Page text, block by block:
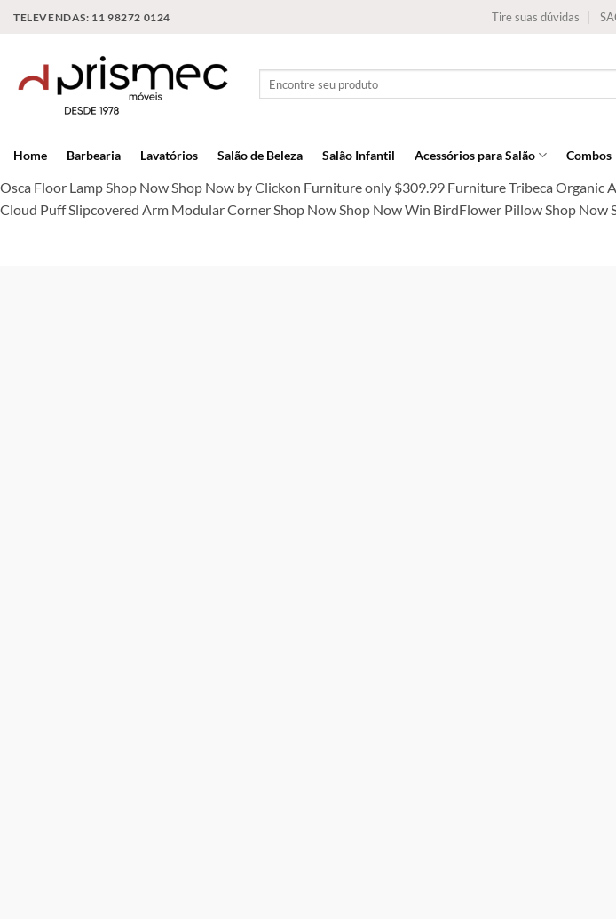
TELEVENDAS: 11 98272 0124 Tire suas dúvidas
Home Barbearia Lavatórios Salão de Beleza Salão Infantil Acessórios para Salão Combos
Osca Floor Lamp Shop Now Shop Now by Clickon Furniture only $309.99 Furniture Tribeca
Cloud Puff Slipcovered Arm Modular Corner Shop Now Shop Now Win BirdFlower Pillow Shop Now